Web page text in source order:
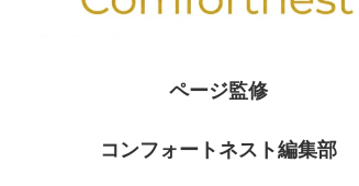
ページ監修
コンフォートネスト編集部